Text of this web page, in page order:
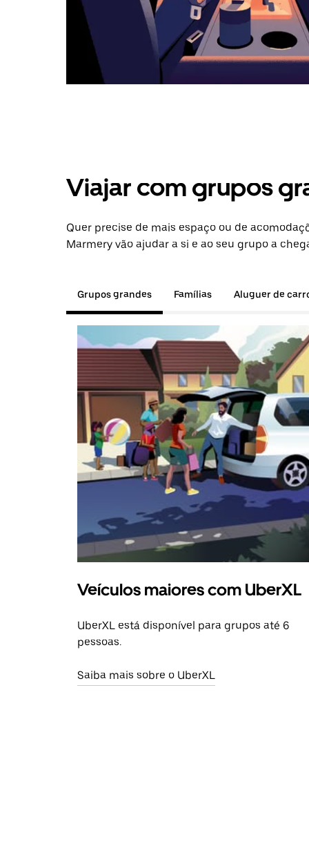
Viajar com grupos
Quer precise de mais espaço ou de
Marmery vão ajudar a si e ao seu grupo a
Grupos grandes Famílias Aluguer de
Veículos maiores com UberXL
UberXL está disponível para grupos até 6
pessoas.
Saiba mais sobre o UberXL